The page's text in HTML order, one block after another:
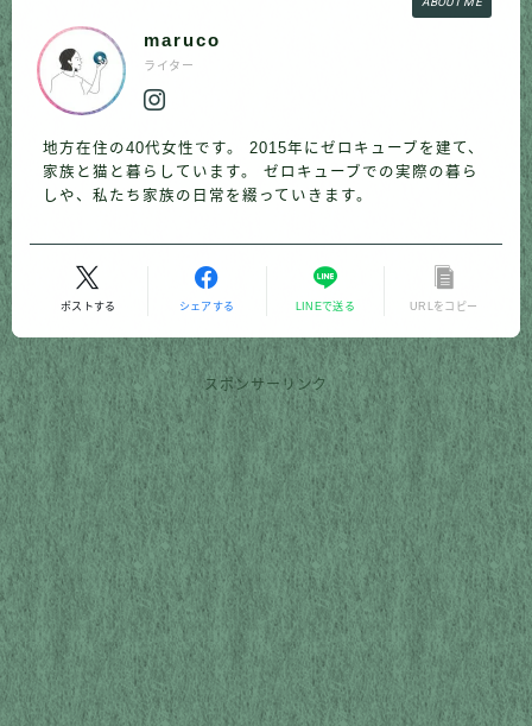
maruco
ライター
地方在住の40代女性です。 2015年にゼロキューブを建て、
家族と猫と暮らしています。 ゼロキューブでの実際の暮ら
しや、私たち家族の日常を綴っていきます。
ポストする シェアする LINEで送る URLをコピー
スポンサーリンク